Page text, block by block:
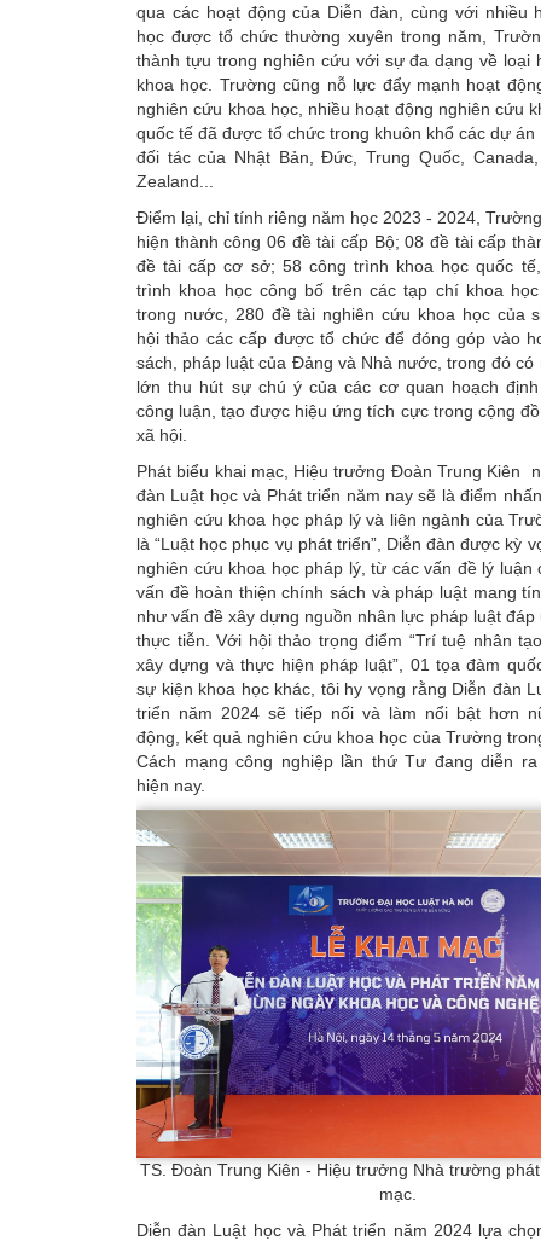
qua các hoạt động của Diễn đàn, cùng với nhiều
học được tổ chức thường xuyên trong năm,
thành tựu trong nghiên cứu với sự đa dạng về loại
khoa học. Trường cũng nỗ lực đẩy mạnh hoạt
nghiên cứu khoa học, nhiều hoạt động nghiên cứu
quốc tế đã được tổ chức trong khuôn khổ các dự
đối tác của Nhật Bản, Đức, Trung Quốc, Canada,
Zealand...
Điểm lại, chỉ tính riêng năm học 2023 - 2024,
hiện thành công 06 đề tài cấp Bộ; 08 đề tài cấp
đề tài cấp cơ sở; 58 công trình khoa học quốc
trình khoa học công bố trên các tạp chí khoa
trong nước, 280 đề tài nghiên cứu khoa học của
hội thảo các cấp được tổ chức để đóng góp vào
sách, pháp luật của Đảng và Nhà nước, trong đó có
lớn thu hút sự chú ý của các cơ quan hoạch
công luận, tạo được hiệu ứng tích cực trong cộng
xã hội.
Phát biểu khai mạc, Hiệu trưởng Đoàn Trung Kiên
đàn Luật học và Phát triển năm nay sẽ là điểm
nghiên cứu khoa học pháp lý và liên ngành của
là “Luật học phục vụ phát triển”, Diễn đàn được kỳ
nghiên cứu khoa học pháp lý, từ các vấn đề lý luận
vấn đề hoàn thiện chính sách và pháp luật mang
như vấn đề xây dựng nguồn nhân lực pháp luật đáp
thực tiễn. Với hội thảo trọng điểm “Trí tuệ nhân
xây dựng và thực hiện pháp luật”, 01 tọa đàm
sự kiện khoa học khác, tôi hy vọng rằng Diễn đàn
triển năm 2024 sẽ tiếp nối và làm nổi bật hơn
động, kết quả nghiên cứu khoa học của Trường
Cách mạng công nghiệp lần thứ Tư đang diễn
hiện nay.
TS. Đoàn Trung Kiên - Hiệu trưởng Nhà trường
mạc.
Diễn đàn Luật học và Phát triển năm 2024 lựa